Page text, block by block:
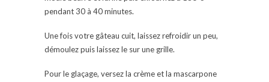
pendant 30 à 40 minutes.
Une fois votre gâteau cuit, laissez refroidir un peu,
démoulez puis laissez le sur une grille.
Pour le glaçage, versez la crème et la mascarpone